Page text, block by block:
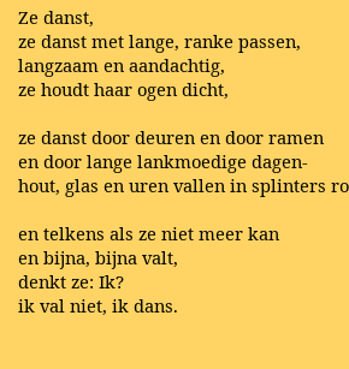
Ze danst,
ze danst met lange, ranke passen,
langzaam en aandachtig,
ze houdt haar ogen dicht,
ze danst door deuren en door ramen
en door lange lankmoedige dagen-
hout, glas en uren vallen in splinters
en telkens als ze niet meer kan
en bijna, bijna valt,
denkt ze: Ik?
ik val niet, ik dans.